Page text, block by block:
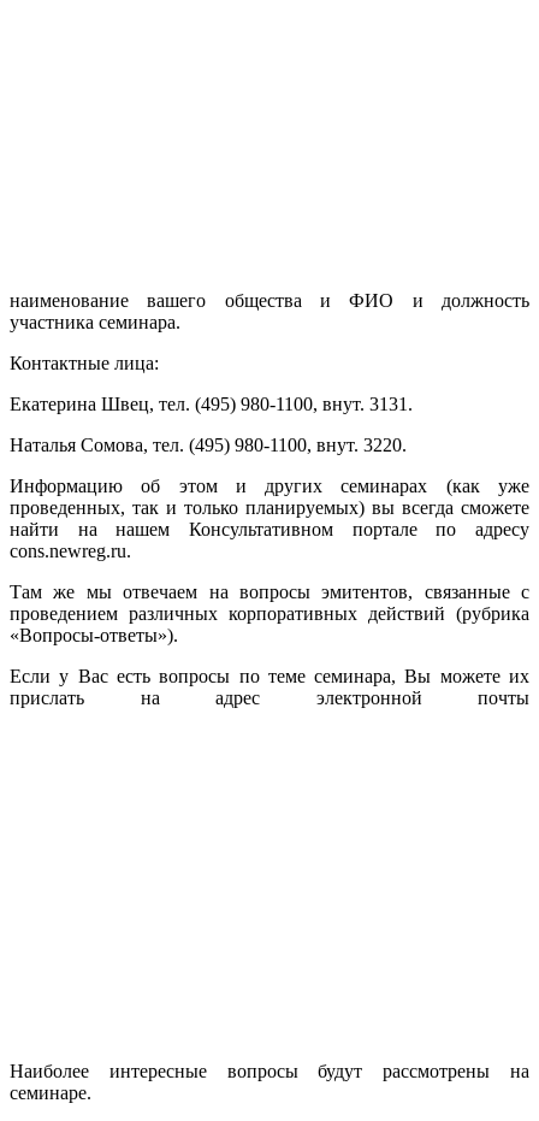
наименование вашего общества и ФИО и должность
участника семинара.
Контактные лица:
Екатерина Швец, тел. (495) 980-1100, внут. 3131.
Наталья Сомова, тел. (495) 980-1100, внут. 3220.
Информацию об этом и других семинарах (как уже
проведенных, так и только планируемых) вы всегда сможете
найти на нашем Консультативном портале по адресу
cons.newreg.ru.
Там же мы отвечаем на вопросы эмитентов, связанные с
проведением различных корпоративных действий (рубрика
«Вопросы-ответы»).
Если у Вас есть вопросы по теме семинара, Вы можете их
прислать на адрес электронной почты
Наиболее интересные вопросы будут рассмотрены на
семинаре.